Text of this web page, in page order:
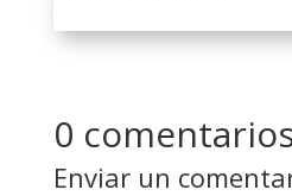
0
Enviar un